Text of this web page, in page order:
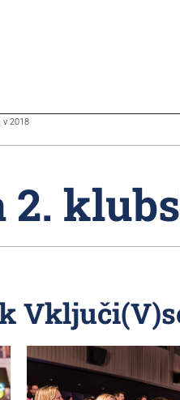
v 2018